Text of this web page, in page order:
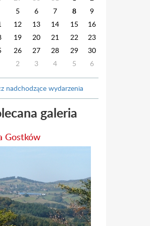
5 6 7 8
9
12 13 14 15
16
19 20 21 22
23
26 27 28 29
30
2 3 4 5 6
nadchodzące wydarzenia
galeria
Gostków